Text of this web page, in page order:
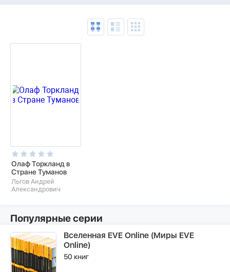
Олаф Торкланд в
Стране Туманов
Льгов Андрей
Александрович
Популярные серии
Вселенная EVE Online (Миры EVE
Online)
50 книг